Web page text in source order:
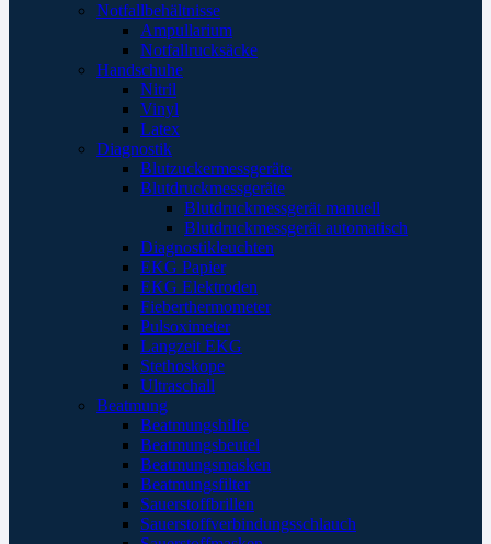
Notfallbehältnisse
Ampullarium
Notfallrucksäcke
Handschuhe
Nitril
Vinyl
Latex
Diagnostik
Blutzuckermessgeräte
Blutdruckmessgeräte
Blutdruckmessgerät manuell
Blutdruckmessgerät automatisch
Diagnostikleuchten
EKG Papier
EKG Elektroden
Fieberthermometer
Pulsoximeter
Langzeit EKG
Stethoskope
Ultraschall
Beatmung
Beatmungshilfe
Beatmungsbeutel
Beatmungsmasken
Beatmungsfilter
Sauerstoffbrillen
Sauerstoffverbindungsschlauch